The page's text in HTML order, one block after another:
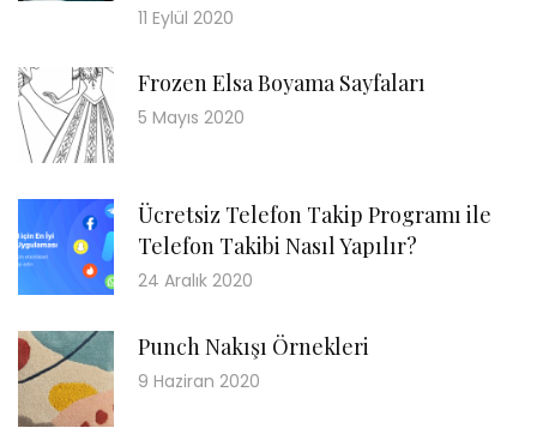
11 Eylül 2020
Frozen Elsa Boyama Sayfaları
5 Mayıs 2020
Ücretsiz Telefon Takip Programı ile
Telefon Takibi Nasıl Yapılır?
24 Aralık 2020
Punch Nakışı Örnekleri
9 Haziran 2020